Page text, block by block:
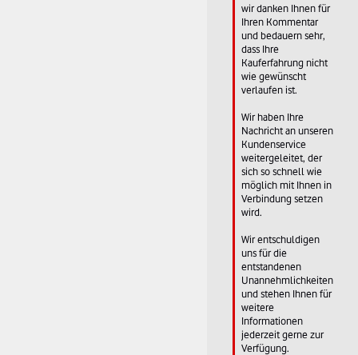
wir danken Ihnen für
Ihren Kommentar
und bedauern sehr,
dass Ihre
Kauferfahrung nicht
wie gewünscht
verlaufen ist.
Wir haben Ihre
Nachricht an unseren
Kundenservice
weitergeleitet, der
sich so schnell wie
möglich mit Ihnen in
Verbindung setzen
wird.
Wir entschuldigen
uns für die
entstandenen
Unannehmlichkeiten
und stehen Ihnen für
weitere
Informationen
jederzeit gerne zur
Verfügung.